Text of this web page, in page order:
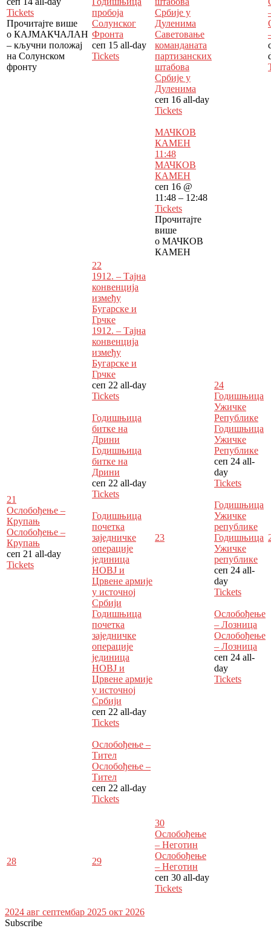
Tickets
Прочитајте више
о КАЈМАКЧАЛАН
– кључни положај
на Солунском
фронту
пробоја
Солунског
Фронта
сеп 15 all-day
Tickets
Србије у
Дуленима
Саветовање
команданата
партизанских
штабова
Србије у
Дуленима
сеп 16 all-day
Tickets
МАЧКОВ
КАМЕН
11:48
МАЧКОВ
КАМЕН
сеп 16 @
11:48 – 12:48
Tickets
Прочитајте
више
о МАЧКОВ
КАМЕН
21
Ослобођење –
Крупањ
Ослобођење –
Крупањ
сеп 21 all-day
Tickets
22
1912. – Тајна
конвенција
између
Бугарске и
Грчке
1912. – Тајна
конвенција
између
Бугарске и
Грчке
сеп 22 all-day
Tickets
Годишњица
битке на
Дрини
Годишњица
битке на
Дрини
сеп 22 all-day
Tickets
Годишњица
почетка
заједничке
операције
јединица
НОВЈ и
Црвене армије
у источној
Србији
Годишњица
почетка
заједничке
операције
јединица
НОВЈ и
Црвене армије
у источној
Србији
сеп 22 all-day
Tickets
Ослобођење –
Тител
Ослобођење –
Тител
сеп 22 all-day
Tickets
23
24
Годишњица
Ужичке
Републике
Годишњица
Ужичке
Републике
сеп 24 all-
day
Tickets
Годишњица
Ужичке
републике
Годишњица
Ужичке
републике
сеп 24 all-
day
Tickets
Ослобођење
– Лозница
Ослобођење
– Лозница
сеп 24 all-
day
Tickets
28 29
30
Ослобођење
– Неготин
Ослобођење
– Неготин
сеп 30 all-day
Tickets
2024 авг септембар 2025 окт 2026
Subscribe